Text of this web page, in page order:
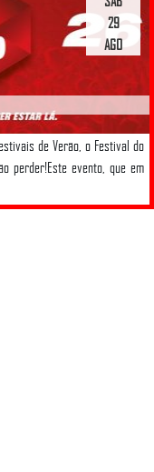
de Verão, o Festival do
perder!Este evento, que em
29
AGO